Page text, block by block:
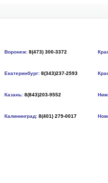
Воронеж: 8(473) 300-3372
Екатеринбург: 8(343)237-2593
Казань: 8(843)203-9552
Калининград: 8(401) 279-0017